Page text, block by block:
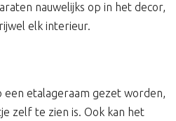
nauwelijks op in het decor,
elk interieur.
een etalageraam gezet worden,
zelf te zien is. Ook kan het